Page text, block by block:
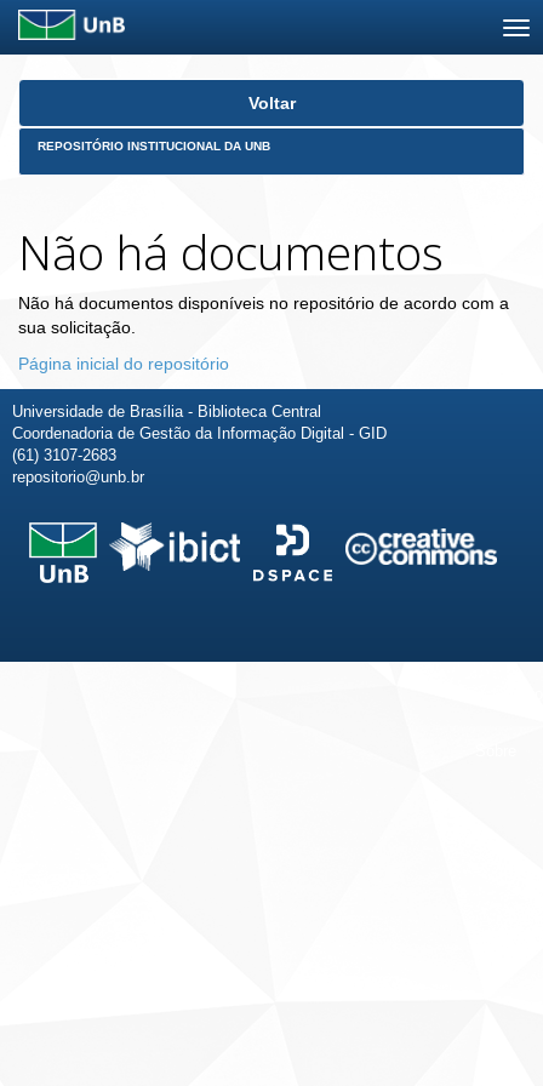
Skip
Voltar
REPOSITÓRIO INSTITUCIONAL DA UNB
Não há documentos
Não há documentos disponíveis no repositório de acordo com a
sua solicitação.
Página inicial do repositório
Universidade de Brasília - Biblioteca Central
Coordenadoria de Gestão da Informação Digital - GID
(61) 3107-2683
repositorio@unb.br